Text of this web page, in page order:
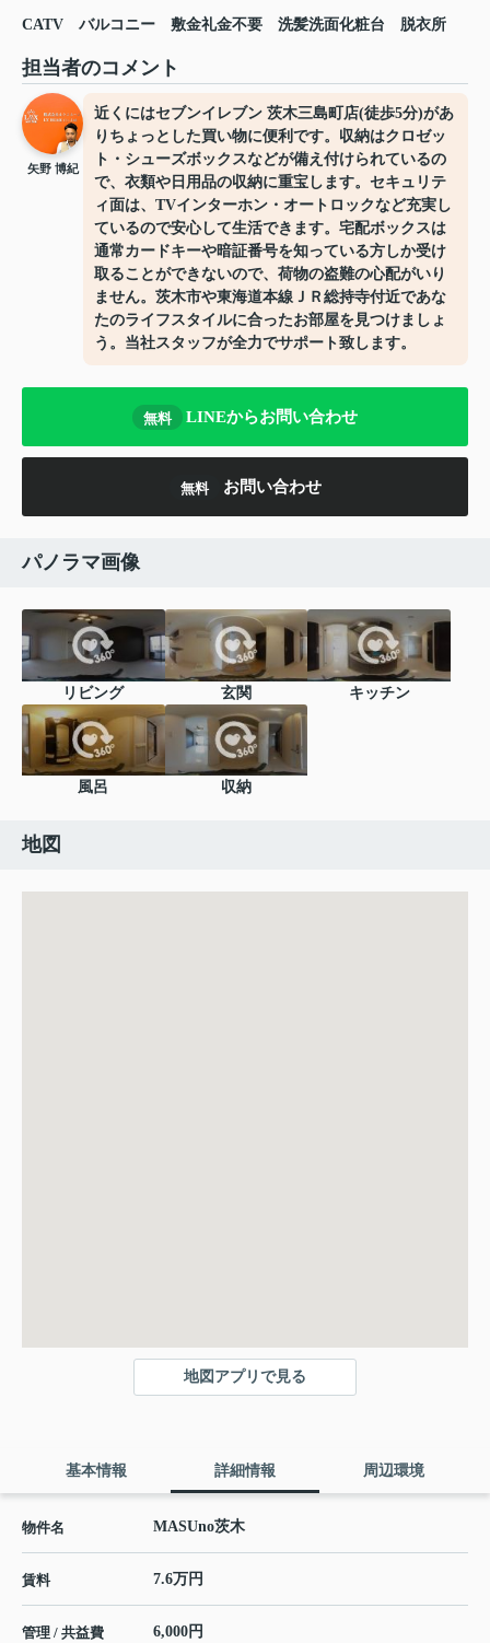
CATV バルコニー 敷金礼金不要 洗髪洗面化粧台 脱衣所
担当者のコメント
矢野 博紀
近くにはセブンイレブン 茨木三島町店(徒歩5分)があ
りちょっとした買い物に便利です。収納はクロゼッ
ト・シューズボックスなどが備え付けられているの
で、衣類や日用品の収納に重宝します。セキュリテ
ィ面は、TVインターホン・オートロックなど充実し
ているので安心して生活できます。宅配ボックスは
通常カードキーや暗証番号を知っている方しか受け
取ることができないので、荷物の盗難の心配がいり
ません。茨木市や東海道本線ＪＲ総持寺付近であな
たのライフスタイルに合ったお部屋を見つけましょ
う。当社スタッフが全力でサポート致します。
無料 LINEからお問い合わせ
無料 お問い合わせ
パノラマ画像
リビング 玄関 キッチン
風呂 収納
地図
地図アプリで見る
基本情報 詳細情報 周辺環境
物件名 MASUno茨木
賃料 7.6万円
管理 / 共益費 6,000円